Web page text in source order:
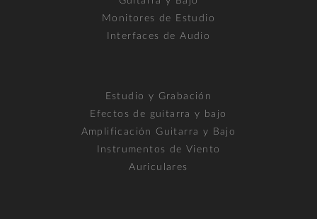
Monitores de Estudio
Interfaces de Audio
Estudio y Grabación
Efectos de guitarra y bajo
Amplificación Guitarra y Bajo
Instrumentos de Viento
Auriculares